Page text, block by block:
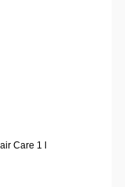
Care 1 l